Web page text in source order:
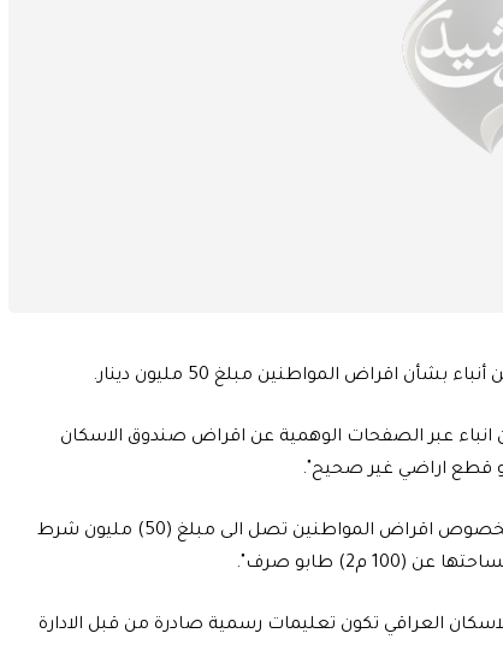
اقراض المواطنين مبلغ 50 مليون دينار.
انباء عبر الصفحات الوهمية عن اقراض صندوق الاسكان
وأوضح البيان، ان "صندوق الاسكان اصدر تعليمات جديدة بخصوص اقراض المواطنين تصل الى مبلغ (50) مليون شرط
م2) طابو صرف".
العراقي تكون تعليمات رسمية صادرة من قبل الادارة